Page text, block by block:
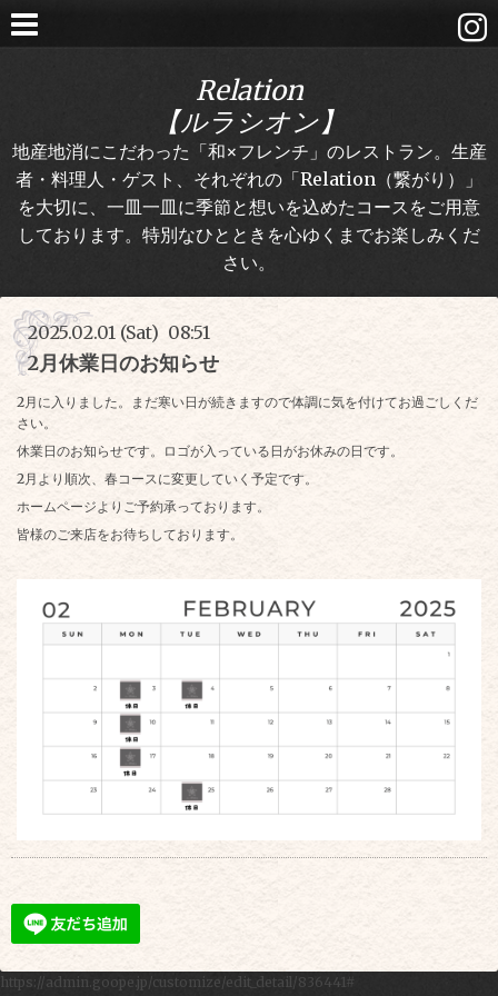
Relation
【ルラシオン】
地産地消にこだわった「和×フレンチ」のレストラン。生産
者・料理人・ゲスト、それぞれの「Relation（繋がり）」
を大切に、一皿一皿に季節と想いを込めたコースをご用意
しております。特別なひとときを心ゆくまでお楽しみくだ
さい。
2025.02.01 (Sat) 08:51
2月休業日のお知らせ
2月に入りました。まだ寒い日が続きますので体調に気を付けてお過ごしくだ
さい。
休業日のお知らせです。ロゴが入っている日がお休みの日です。
2月より順次、春コースに変更していく予定です。
ホームページよりご予約承っております。
皆様のご来店をお待ちしております。
https://admin.goope.jp/customize/edit_detail/836441#